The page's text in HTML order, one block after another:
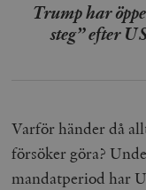
Trump har
steg” efter
Varför händer då
försöker göra?
mandatperiod har